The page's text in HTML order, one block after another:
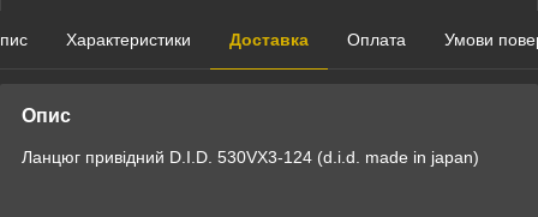
Характеристики Доставка Оплата Умови
Опис
Ланцюг привідний D.I.D. 530VX3-124 (d.i.d. made in japan)